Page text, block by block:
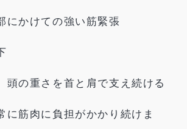
にかけての強い筋緊張
頭の重さを首と肩で支え続ける
に筋肉に負担がかかり続けま